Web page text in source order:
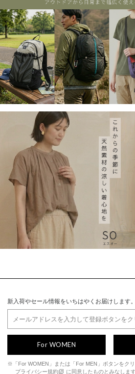
新入荷やセール情報をいちはやくお届けします。
For WOMEN
※「For WOMEN」または「For MEN」ボタンをクリ
プライバシー規約
に同意したものとみなします